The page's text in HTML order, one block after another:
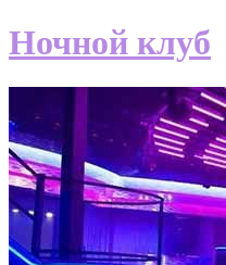
Ночной клуб